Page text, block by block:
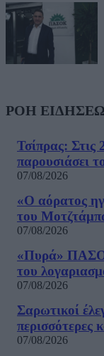
ΡΟΗ
Τσίπρας: Στις
παρουσιάσει
07/08/2026
«Ο αόρατος
του
07/08/2026
«Πυρά»
του
07/08/2026
Σαρωτικοί
περισσότερες
07/08/2026